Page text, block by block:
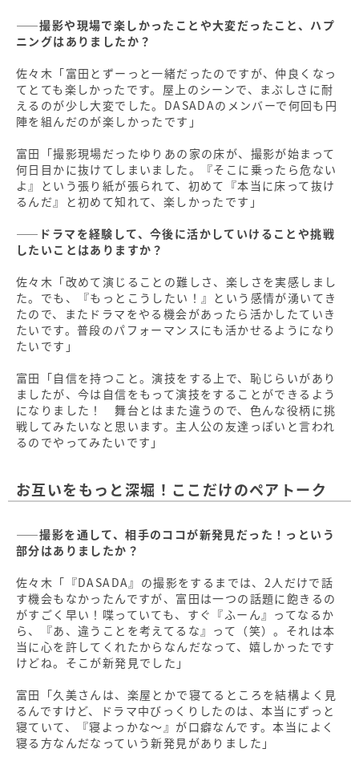
――撮影や現場で楽しかったことや大変だったこと、ハプ
ニングはありましたか？
佐々木「富田とずーっと一緒だったのですが、仲良くなっ
てとても楽しかったです。屋上のシーンで、まぶしさに耐
えるのが少し大変でした。DASADAのメンバーで何回も円
陣を組んだのが楽しかったです」
富田「撮影現場だったゆりあの家の床が、撮影が始まって
何日目かに抜けてしまいました。『そこに乗ったら危ない
よ』という張り紙が張られて、初めて『本当に床って抜け
るんだ』と初めて知れて、楽しかったです」
――ドラマを経験して、今後に活かしていけることや挑戦
したいことはありますか？
佐々木「改めて演じることの難しさ、楽しさを実感しまし
た。でも、『もっとこうしたい！』という感情が湧いてき
たので、またドラマをやる機会があったら活かしたていき
たいです。普段のパフォーマンスにも活かせるようになり
たいです」
富田「自信を持つこと。演技をする上で、恥じらいがあり
ましたが、今は自信をもって演技をすることができるよう
になりました！ 舞台とはまた違うので、色んな役柄に挑
戦してみたいなと思います。主人公の友達っぽいと言われ
るのでやってみたいです」
お互いをもっと深堀！ここだけのペアトーク
――撮影を通して、相手のココが新発見だった！っという
部分はありましたか？
佐々木「『DASADA』の撮影をするまでは、2人だけで話
す機会もなかったんですが、富田は一つの話題に飽きるの
がすごく早い！喋っていても、すぐ『ふーん』ってなるか
ら、『あ、違うことを考えてるな』って（笑）。それは本
当に心を許してくれたからなんだなって、嬉しかったです
けどね。そこが新発見でした」
富田「久美さんは、楽屋とかで寝てるところを結構よく見
るんですけど、ドラマ中びっくりしたのは、本当にずっと
寝ていて、『寝よっかな～』が口癖なんです。本当によく
寝る方なんだなっていう新発見がありました」